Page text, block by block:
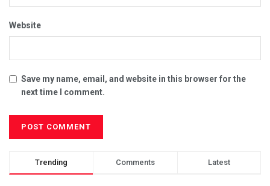
Website
Save my name, email, and website in this browser for the
next time I comment.
Trending Comments Latest